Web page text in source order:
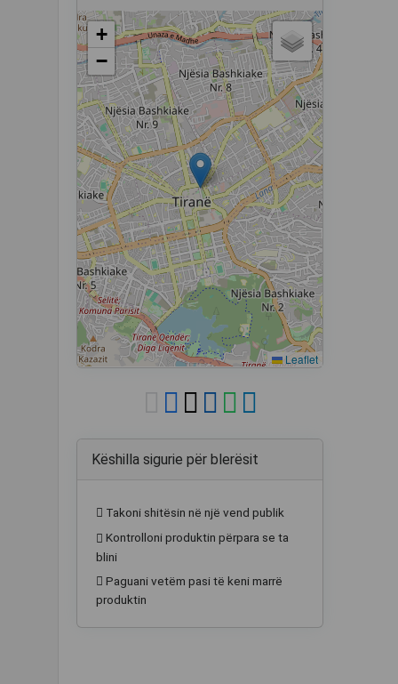
+
−
Leaflet
Këshilla sigurie për blerësit
Takoni shitësin në një vend publik
Kontrolloni produktin përpara se ta
blini
Paguani vetëm pasi të keni marrë
produktin